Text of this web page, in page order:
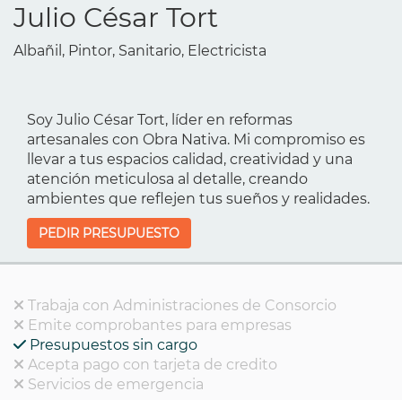
Julio César Tort
Albañil, Pintor, Sanitario, Electricista
Soy Julio César Tort, líder en reformas
artesanales con Obra Nativa. Mi compromiso es
llevar a tus espacios calidad, creatividad y una
atención meticulosa al detalle, creando
ambientes que reflejen tus sueños y realidades.
PEDIR PRESUPUESTO
Trabaja con Administraciones de Consorcio
Emite comprobantes para empresas
Presupuestos sin cargo
Acepta pago con tarjeta de credito
Servicios de emergencia